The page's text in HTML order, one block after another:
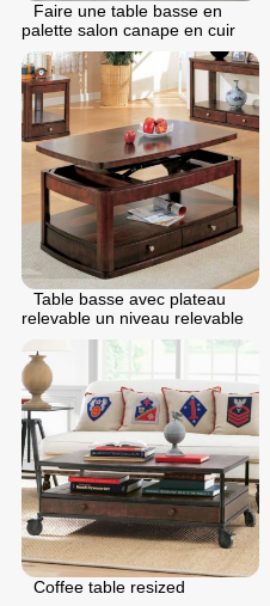
Faire une table basse en
palette salon canape en cuir
Table basse avec plateau
relevable un niveau relevable
Coffee table resized